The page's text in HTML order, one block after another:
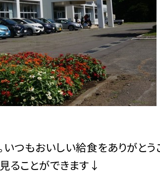
つもおいしい給食をありがとう
ることができます↓